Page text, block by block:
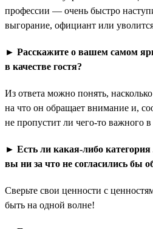
профессии — очень быстро
выгорание, официант или
► Расскажите о вашем самом
в качестве гостя?
Из ответа можно понять,
на что он обращает внимание и,
не пропустит ли чего-то важного в
► Есть ли какая-либо
вы ни за что не согласились бы
Сверьте свои ценности с
быть на одной волне!